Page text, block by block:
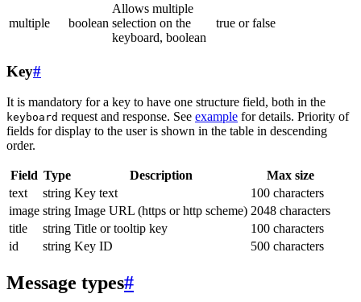
multiple boolean
Allows multiple
selection on the
keyboard, boolean
true or false
Key#
It is mandatory for a key to have one structure field, both in the
keyboard request and response. See example for details. Priority of
fields for display to the user is shown in the table in descending
order.
Field Type Description
Max size
text
string Key text
100 characters
image string Image URL (https or http scheme) 2048 characters
title
string Title or tooltip key
100 characters
id
string Key ID 500 characters
Message types#